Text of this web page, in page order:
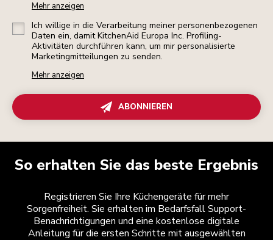
Mehr anzeigen
Ich willige in die Verarbeitung meiner personenbezogenen
Daten ein, damit KitchenAid Europa Inc. Profiling-
Aktivitäten durchführen kann, um mir personalisierte
Marketingmitteilungen zu senden.
Mehr anzeigen
ABONNIEREN
So erhalten Sie das beste Ergebnis
Registrieren Sie Ihre Küchengeräte für mehr
Sorgenfreiheit. Sie erhalten im Bedarfsfall Support-
Benachrichtigungen und eine kostenlose digitale
Anleitung für die ersten Schritte mit ausgewählten